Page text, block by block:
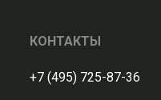
КОНТАКТЫ
+7 (495) 725-87-36